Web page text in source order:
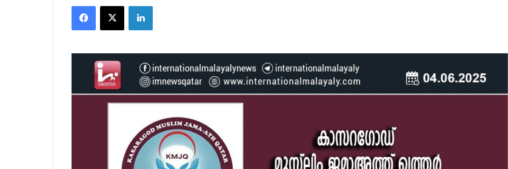
Facebook
X LinkedIn